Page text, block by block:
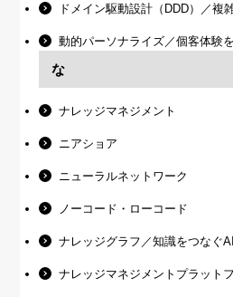
ドメイン駆動設計（DDD）／複
動的パーソナライズ／個客体験
な
ナレッジマネジメント
ニアショア
ニューラルネットワーク
ノーコード・ローコード
ナレッジグラフ／知識をつなぐ
ナレッジマネジメントプラット